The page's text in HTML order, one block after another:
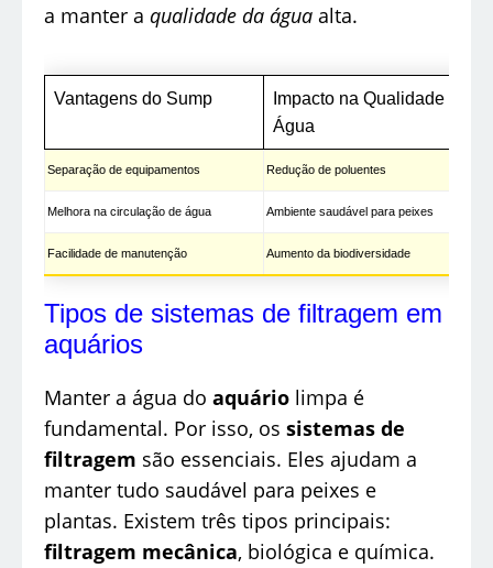
a manter a qualidade da água alta.
Vantagens do Sump
Impacto na Qualidade da
Água
Separação de equipamentos Redução de poluentes
Melhora na circulação de água Ambiente saudável para peixes
Facilidade de manutenção Aumento da biodiversidade
Tipos de sistemas de filtragem em
aquários
Manter a água do aquário limpa é
fundamental. Por isso, os sistemas de
filtragem são essenciais. Eles ajudam a
manter tudo saudável para peixes e
plantas. Existem três tipos principais:
filtragem mecânica, biológica e química.